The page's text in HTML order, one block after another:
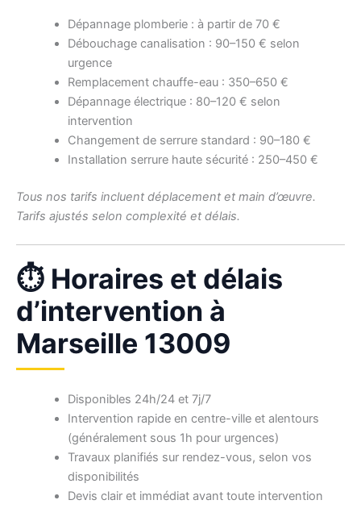
Dépannage plomberie : à partir de 70 €
Débouchage canalisation : 90–150 € selon
urgence
Remplacement chauffe-eau : 350–650 €
Dépannage électrique : 80–120 € selon
intervention
Changement de serrure standard : 90–180 €
Installation serrure haute sécurité : 250–450 €
Tous nos tarifs incluent déplacement et main d’œuvre.
Tarifs ajustés selon complexité et délais.
⏱ Horaires et délais
d’intervention à
Marseille 13009
Disponibles 24h/24 et 7j/7
Intervention rapide en centre-ville et alentours
(généralement sous 1h pour urgences)
Travaux planifiés sur rendez-vous, selon vos
disponibilités
Devis clair et immédiat avant toute intervention